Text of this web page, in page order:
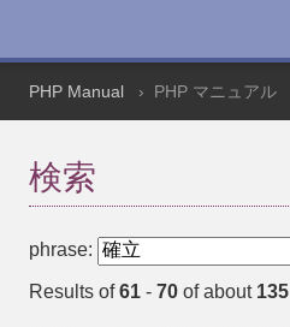
PHP Manual PHP マニュアル
検索
phrase:
Results of61 - 70 of about 135